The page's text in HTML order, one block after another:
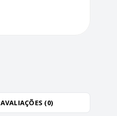
AVALIAÇÕES (0)